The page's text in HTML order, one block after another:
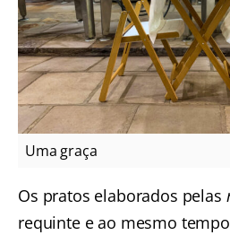
Uma graça
Os pratos elaborados pelas
requinte e ao mesmo